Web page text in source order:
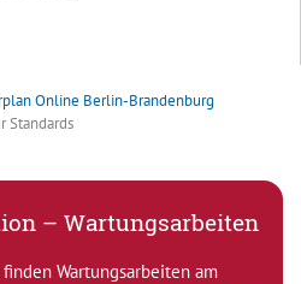
Online Berlin-Brandenburg
Standards
– Wartungsarbeiten
Wartungsarbeiten am